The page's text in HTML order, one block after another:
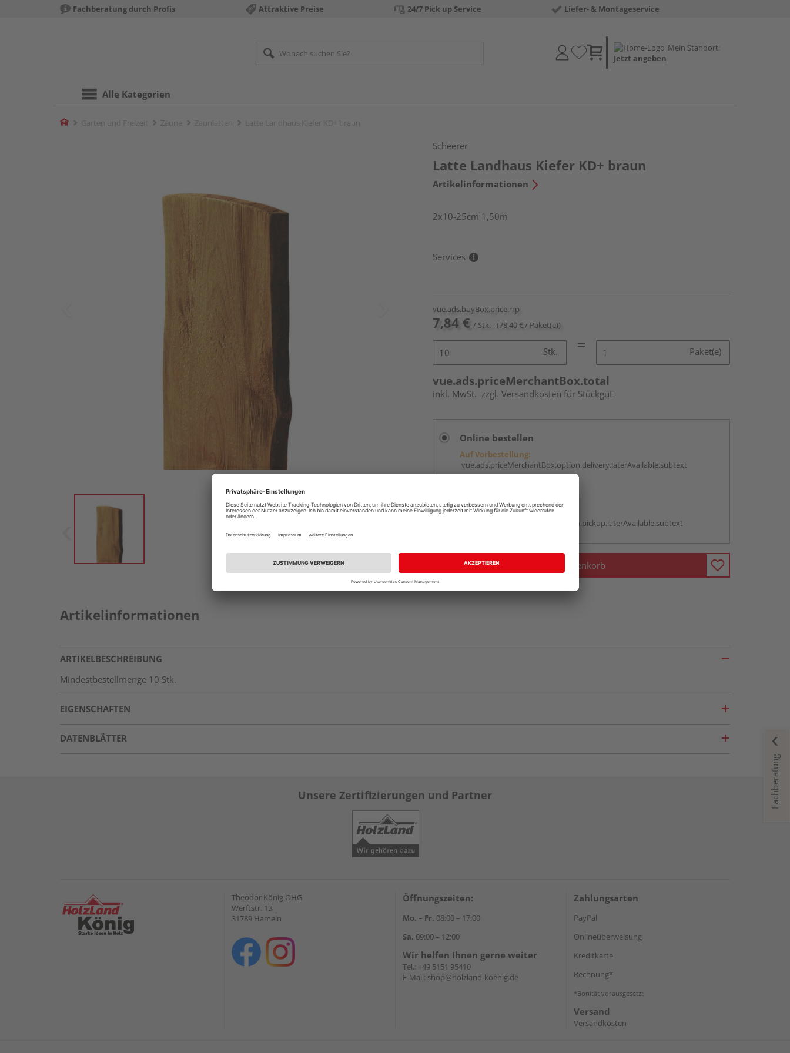
Fachberatung durch Profis Attraktive Preise 24/7 Pick up Service Liefer- & Montageservice
Mein Standort:
Jetzt angeben
Alle Kategorien
Home
Scheerer
Latte Landhaus Kiefer KD+ braun
Artikelinformationen
2x10-25cm 1,50m
Services
vue.ads.buyBox.price.rrp
7,84 € / Stk. (78,40 € / Paket(e))
Stk. Paket(e)
vue.ads.priceMerchantBox.total
inkl. MwSt. zzgl. Versandkosten für Stückgut
Online bestellen
Auf Vorbestellung:
vue.ads.priceMerchantBox.option.delivery.laterAvailable.subtext
Auf Vorbestellung:
vue.ads.priceMerchantBox.option.pickup.laterAvailable.subtext
In den Warenkorb
Artikelinformationen
ARTIKELBESCHREIBUNG
Mindestbestellmenge 10 Stk.
EIGENSCHAFTEN
DATENBLÄTTER
Fachberatung
Unsere Zertifizierungen und Partner
Theodor König OHG
Werftstr. 13
31789 Hameln
Öffnungszeiten:
Mo. – Fr. 08:00 – 17:00
Sa. 09:00 – 12:00
Wir helfen Ihnen gerne weiter
Tel.: +49 5151 95410
E-Mail: shop@holzland-koenig.de
Zahlungsarten
PayPal
Onlineüberweisung
Kreditkarte
Rechnung*
*Bonität vorausgesetzt
Versand
Versandkosten